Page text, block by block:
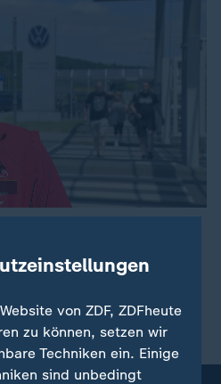
den Autokonzern VW aus
könnten weltweit nun
abgebaut werden,
droht das Aus.
von ZDF, ZDFheute
zu können, setzen wir
Techniken ein. Einige
sind unbedingt